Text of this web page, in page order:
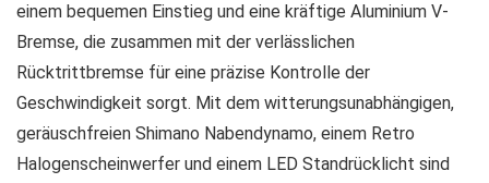
einem bequemen Einstieg und eine kräftige Aluminium V-
Bremse, die zusammen mit der verlässlichen
Rücktrittbremse für eine präzise Kontrolle der
Geschwindigkeit sorgt. Mit dem witterungsunabhängigen,
geräuschfreien Shimano Nabendynamo, einem Retro
Halogenscheinwerfer und einem LED Standrücklicht sind